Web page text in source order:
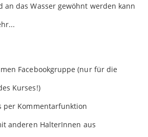
an das Wasser gewöhnt werden kann
Facebookgruppe (nur für die
Kurses!)
per Kommentarfunktion
anderen HalterInnen aus